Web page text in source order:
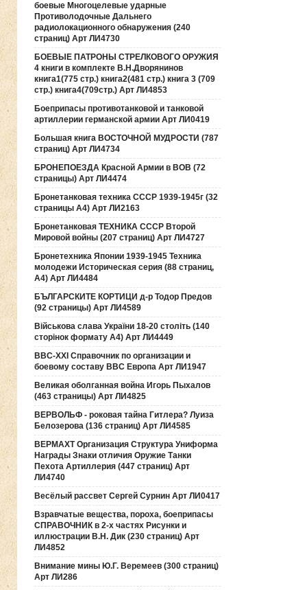
боевые Многоцелевые ударные
Противолодочные Дальнего
радиолокационного обнаружения (240
страниц) Арт ЛИ4730
БОЕВЫЕ ПАТРОНЫ СТРЕЛКОВОГО ОРУЖИЯ
4 книги в комплекте В.Н.Дворянинов
книга1(775 стр.) книга2(481 стр.) книга 3 (709
стр.) книга4(709стр.) Арт ЛИ4853
Боеприпасы противотанковой и танковой
артиллерии германской армии Арт ЛИ0419
Большая книга ВОСТОЧНОЙ МУДРОСТИ (787
страниц) Арт ЛИ4734
БРОНЕПОЕЗДА Красной Армии в ВОВ (72
страницы) Арт ЛИ4474
Бронетанковая техника СССР 1939-1945г (32
страницы А4) Арт ЛИ2163
Бронетанковая ТЕХНИКА СССР Второй
Мировой войны (207 страниц) Арт ЛИ4727
Бронетехника Японии 1939-1945 Техника
молодежи Историческая серия (88 страниц,
А4) Арт ЛИ4484
БЪЛГАРСКИТЕ КОРТИЦИ д-р Тодор Предов
(92 страницы) Арт ЛИ4589
Військова слава України 18-20 століть (140
сторінок формату А4) Арт ЛИ4449
ВВС-ХХI Справочник по организации и
боевому составу ВВС Европа Арт ЛИ1947
Великая оболганная война Игорь Пыхалов
(463 страницы) Арт ЛИ4825
ВЕРВОЛЬФ - роковая тайна Гитлера? Луиза
Белозерова (136 страниц) Арт ЛИ4585
ВЕРМАХТ Организация Структура Униформа
Награды Знаки отличия Оружие Танки
Пехота Артиллерия (447 страниц) Арт
ЛИ4740
Весёлый рассвет Сергей Сурнин Арт ЛИ0417
Взравчатые вещества, пороха, боеприпасы
СПРАВОЧНИК в 2-х частях Рисунки и
иллюстрации В.Н. Дик (230 страниц) Арт
ЛИ4852
Внимание мины Ю.Г. Веремеев (300 страниц)
Арт ЛИ286